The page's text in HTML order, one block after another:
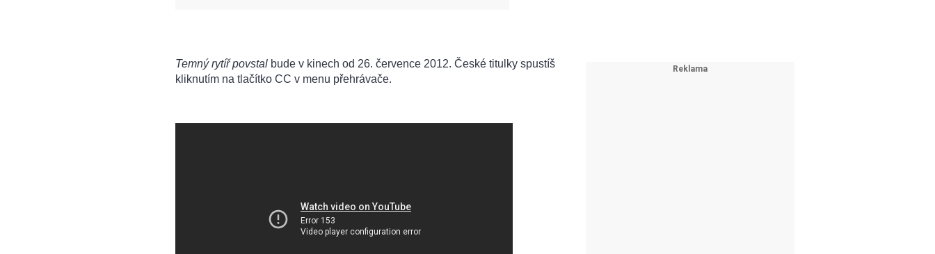
Temný rytíř povstal bude v kinech od 26. července 2012. České titulky spustíš
kliknutím na tlačítko CC v menu přehrávače.